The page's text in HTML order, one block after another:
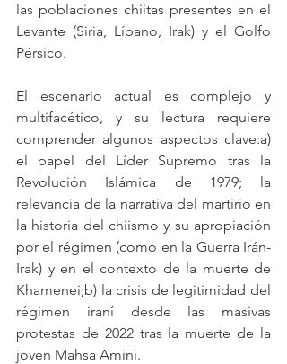
las poblaciones chiitas presentes en el
Levante (Siria, Líbano, Irak) y el Golfo
Pérsico.
El escenario actual es complejo y
multifacético, y su lectura requiere
comprender algunos aspectos clave:a)
el papel del Líder Supremo tras la
Revolución Islámica de 1979; la
relevancia de la narrativa del martirio en
la historia del chiismo y su apropiación
por el régimen (como en la Guerra Irán-
Irak) y en el contexto de la muerte de
Khamenei;b) la crisis de legitimidad del
régimen iraní desde las masivas
protestas de 2022 tras la muerte de la
joven Mahsa Amini.